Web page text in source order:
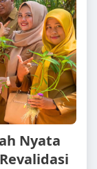
Nyata